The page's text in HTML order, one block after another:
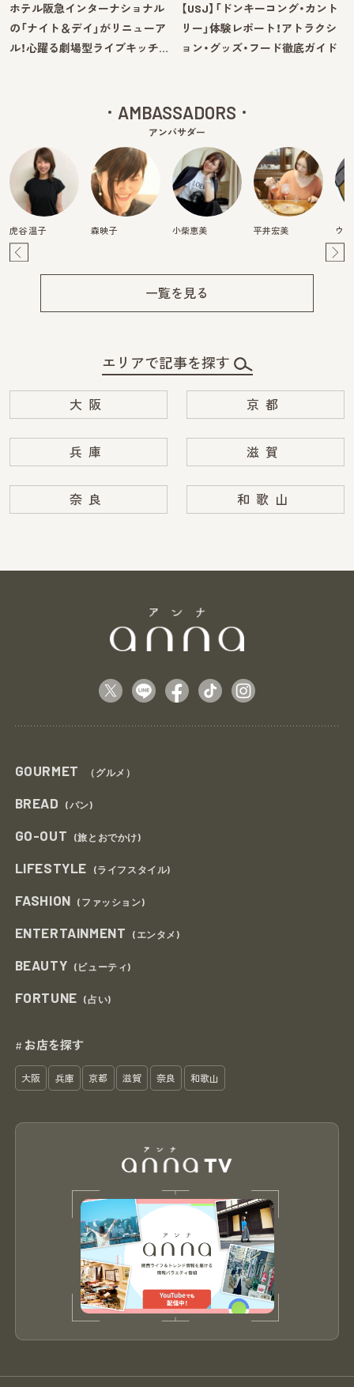
ホテル阪急インターナショナル
の「ナイト＆デイ」がリニューア
ル！心躍る劇場型ライブキッチ…
【USJ】「ドンキーコング・カント
リー」体験レポート！アトラクシ
ョン・グッズ・フード徹底ガイド
AMBASSADORS
アンバサダー
虎谷 温子 森映子 小柴恵美 平井宏美 ウ
一覧を見る
エリアで記事を探す
大阪 京都
兵庫 滋賀
奈良 和歌山
GOURMET （グルメ）
BREAD (パン)
GO-OUT (旅とおでかけ)
LIFESTYLE (ライフスタイル)
FASHION (ファッション)
ENTERTAINMENT (エンタメ)
BEAUTY (ビューティ)
FORTUNE (占い)
# お店を探す
大阪 兵庫 京都 滋賀 奈良 和歌山